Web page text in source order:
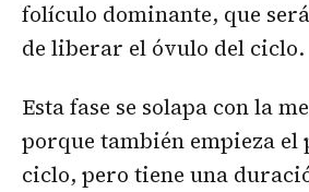
folículo dominante, que
de liberar el óvulo del ciclo.
Esta fase se solapa con la
porque también empieza
ciclo, pero tiene una